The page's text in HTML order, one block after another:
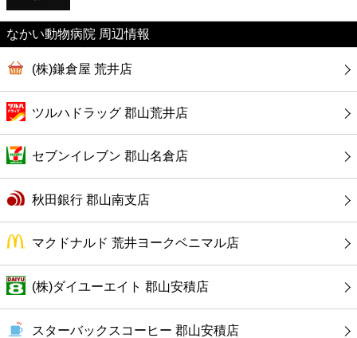
スーパー
エンタメ
レジャー
書店
ファミレス
ファーストフード
カフェ
ショッピング
なかい動物病院 周辺情報
(株)鎌倉屋 荒井店
ツルハドラッグ 郡山荒井店
セブンイレブン 郡山名倉店
秋田銀行 郡山南支店
マクドナルド 荒井ヨークベニマル店
(株)ダイユーエイト 郡山安積店
スターバックスコーヒー 郡山安積店